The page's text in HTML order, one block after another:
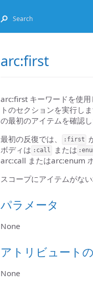
arc:first
arc:first キーワードを使用
トのセクションを実行し
の最初のアイテムを確認
最初の反復では、
:first
ボディは :call または
arc:call またはarc:enum
スコープにアイテムがな
パラメータ
None
アトリビュート
None